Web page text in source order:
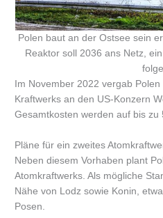
Polen baut an der Ostsee sein
Reaktor soll 2036 ans Netz,
Im November 2022 vergab
Kraftwerks an den US-Konzern
Gesamtkosten werden auf bis zu
Pläne für ein zweites
Neben diesem Vorhaben plant
Atomkraftwerks. Als mögliche
Nähe von Lodz sowie Konin,
Posen.